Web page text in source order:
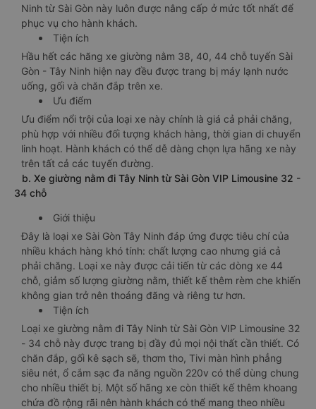
Ninh từ Sài Gòn này luôn được nâng cấp ở mức tốt nhất để
phục vụ cho hành khách.
Tiện ích
Hầu hết các hãng xe giường nằm 38, 40, 44 chỗ tuyến Sài
Gòn - Tây Ninh hiện nay đều được trang bị máy lạnh nước
uống, gối và chăn đắp trên xe.
Ưu điểm
Ưu điểm nổi trội của loại xe này chính là giá cả phải chăng,
phù hợp với nhiều đối tượng khách hàng, thời gian di chuyển
linh hoạt. Hành khách có thể dễ dàng chọn lựa hãng xe này
trên tất cả các tuyến đường.
b. Xe giường nằm đi Tây Ninh từ Sài Gòn VIP Limousine 32 -
34 chỗ
Giới thiệu
Đây là loại xe Sài Gòn Tây Ninh đáp ứng được tiêu chí của
nhiều khách hàng khó tính: chất lượng cao nhưng giá cả
phải chăng. Loại xe này được cải tiến từ các dòng xe 44
chỗ, giảm số lượng giường nằm, thiết kế thêm rèm che khiến
không gian trở nên thoáng đãng và riêng tư hơn.
Tiện ích
Loại xe giường nằm đi Tây Ninh từ Sài Gòn VIP Limousine 32
- 34 chỗ này được trang bị đầy đủ mọi nội thất cần thiết. Có
chăn đắp, gối kê sạch sẽ, thơm tho, Tivi màn hình phẳng
siêu nét, ổ cắm sạc đa năng nguồn 220v có thể dùng chung
cho nhiều thiết bị. Một số hãng xe còn thiết kế thêm khoang
chứa đồ rộng rãi nên hành khách có thể mang theo nhiều